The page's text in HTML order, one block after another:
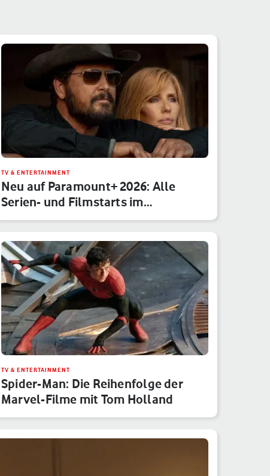
TV & ENTERTAINMENT
Neu auf Paramount+ 2026: Alle
Serien- und Filmstarts im
Monatsübe…
TV & ENTERTAINMENT
Spider-Man: Die Reihenfolge der
Marvel-Filme mit Tom Holland